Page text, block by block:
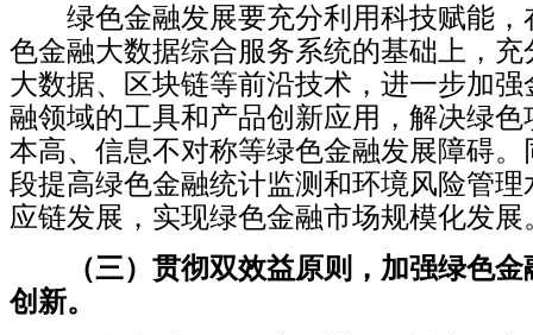
绿色金融发展要充分利用科技赋能，
色金融大数据综合服务系统的基础上，
大数据、区块链等前沿技术，进一步加
融领域的工具和产品创新应用，解决绿
本高、信息不对称等绿色金融发展障碍。
段提高绿色金融统计监测和环境风险管
应链发展，实现绿色金融市场规模化发展
（三）贯彻双效益原则，加强绿色
创新。